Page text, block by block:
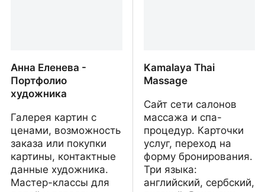
Анна Еленева -
Портфолио
художника
Галерея картин с
ценами, возможность
заказа или покупки
картины, контактные
данные художника.
Мастер-классы для
Kamalaya Thai
Massage
Сайт сети салонов
массажа и спа-
процедур. Карточки
услуг, переход на
форму бронирования.
Три языка:
английский, сербский,